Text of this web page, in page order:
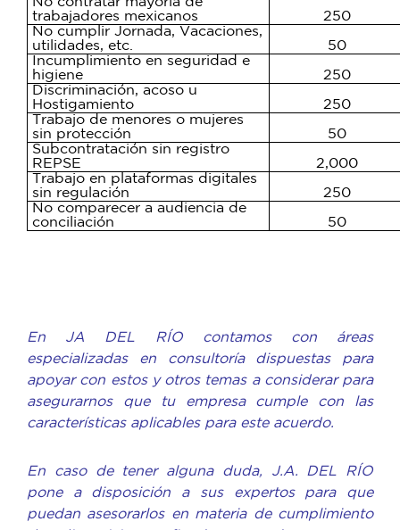
trabajadores mexicanos
250
No cumplir Jornada, Vacaciones,
utilidades, etc.
50
Incumplimiento en seguridad e
higiene
250
Discriminación, acoso u
Hostigamiento
250
Trabajo de menores o mujeres
sin protección
50
Subcontratación sin registro
REPSE
2,000
Trabajo en plataformas digitales
sin regulación
250
No comparecer a audiencia de
conciliación
50
En JA DEL RÍO contamos con áreas
especializadas en consultoría dispuestas para
apoyar con estos y otros temas a considerar para
asegurarnos que tu empresa cumple con las
características aplicables para este acuerdo.
En caso de tener alguna duda, J.A. DEL RÍO
pone a disposición a sus expertos para que
puedan asesorarlos en materia de cumplimiento